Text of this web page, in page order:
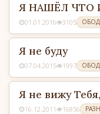
Я НАШЁЛ ЧТО
01.01.2016 3105
Я не буду
07.04.2015 1997
Я не вижу
16.12.2011 16856